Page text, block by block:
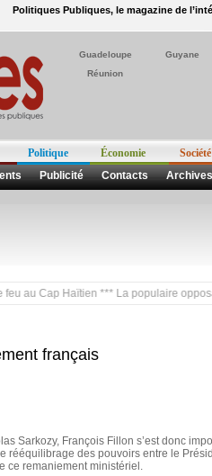
Politiques Publiques, le magazine de
Guadeloupe Guyane
Réunion
Politique Économie Société
Publicité Contacts Archives
Haïtien *** La populaire opposante
français
Sarkozy, François Fillon s’est donc
rééquilibrage des pouvoirs entre le
ce remaniement ministériel.